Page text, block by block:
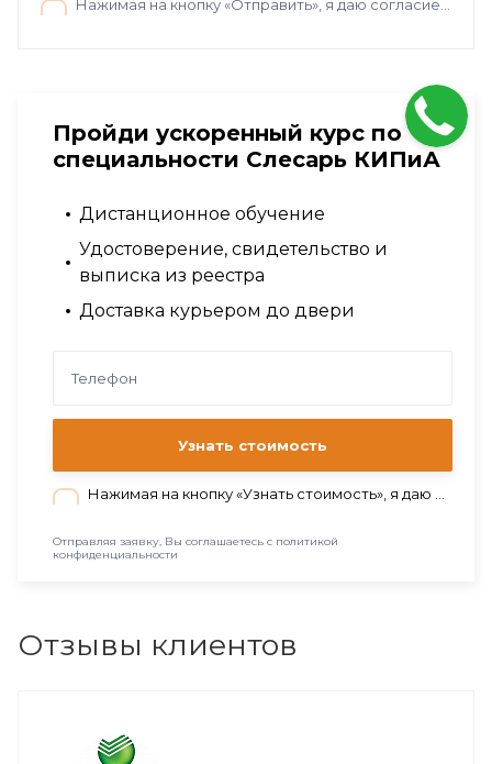
Нажимая на кнопку «Отправить», я даю согласие на обработку персональных данных в соответствии с нашей
Пройди ускоренный курс по
специальности Слесарь КИПиА
Дистанционное обучение
Удостоверение, свидетельство и
выписка из реестра
Доставка курьером до двери
Узнать стоимость
Нажимая на кнопку «Узнать стоимость», я даю согласие на обработку персональных данных в соответствии с нашей
Отправляя заявку, Вы соглашаетесь с политикой
конфиденциальности
Отзывы клиентов